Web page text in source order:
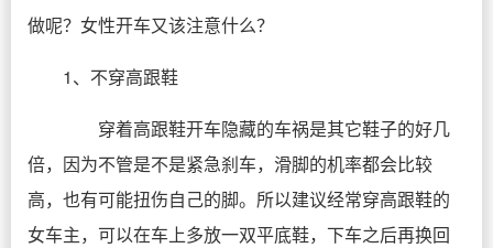
做呢？女性开车又该注意什么？
1、不穿高跟鞋
穿着高跟鞋开车隐藏的车祸是其它鞋子的好几
倍，因为不管是不是紧急刹车，滑脚的机率都会比较
高，也有可能扭伤自己的脚。所以建议经常穿高跟鞋的
女车主，可以在车上多放一双平底鞋，下车之后再换回